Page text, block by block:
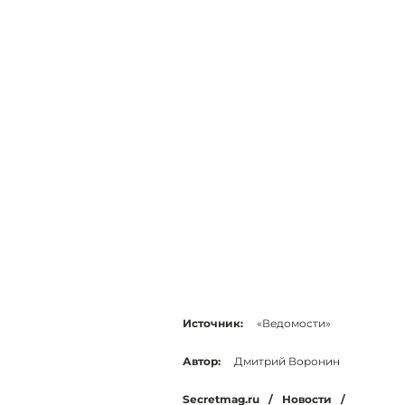
Источник: «Ведомости»
Автор: Дмитрий Воронин
Secretmag.ru / Новости
/